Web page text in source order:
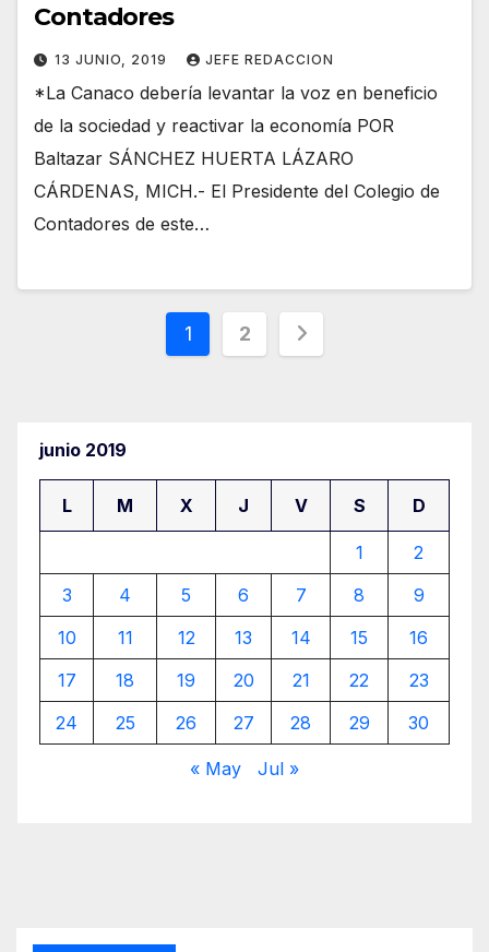
Contadores
13 JUNIO, 2019 JEFE REDACCION
*La Canaco debería levantar la voz en beneficio
de la sociedad y reactivar la economía POR
Baltazar SÁNCHEZ HUERTA LÁZARO
CÁRDENAS, MICH.- El Presidente del Colegio de
Contadores de este…
Paginación
1 2
junio 2019
L M X J V S D
1
2
3
4 5 6 7 8
9
10
11 12 13 14 15
16
17
18 19 20 21 22
23
24
25 26 27 28 29 30
« May Jul »